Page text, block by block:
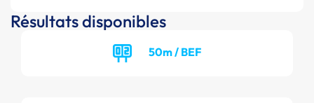
Résultats disponibles
50m / BEF